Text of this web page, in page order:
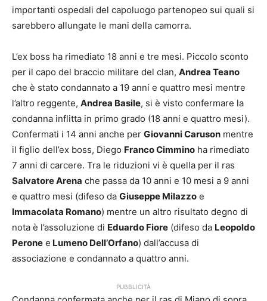
importanti ospedali del capoluogo partenopeo sui quali si
sarebbero allungate le mani della camorra.
L’ex boss ha rimediato 18 anni e tre mesi. Piccolo sconto
per il capo del braccio militare del clan, Andrea Teano
che è stato condannato a 19 anni e quattro mesi mentre
l’altro reggente, Andrea Basile, si è visto confermare la
condanna inflitta in primo grado (18 anni e quattro mesi).
Confermati i 14 anni anche per Giovanni Caruson mentre
il figlio dell’ex boss, Diego Franco Cimmino ha rimediato
7 anni di carcere. Tra le riduzioni vi è quella per il ras
Salvatore Arena che passa da 10 anni e 10 mesi a 9 anni
e quattro mesi (difeso da Giuseppe Milazzo e
Immacolata Romano) mentre un altro risultato degno di
nota è l’assoluzione di Eduardo Fiore (difeso da Leopoldo
Perone e Lumeno Dell’Orfano) dall’accusa di
associazione e condannato a quattro anni.
PUBBLICITÀ